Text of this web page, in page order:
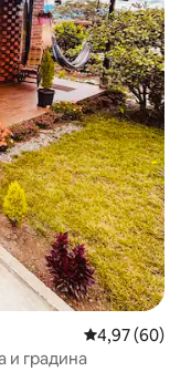
Просечна
4,97 (60)
и градина